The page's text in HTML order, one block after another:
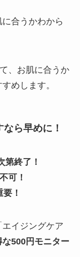
合うかわから
、お肌に合うか
めします。
ら早めに！
終了！
可！
！
イジングケア
な500円モニター